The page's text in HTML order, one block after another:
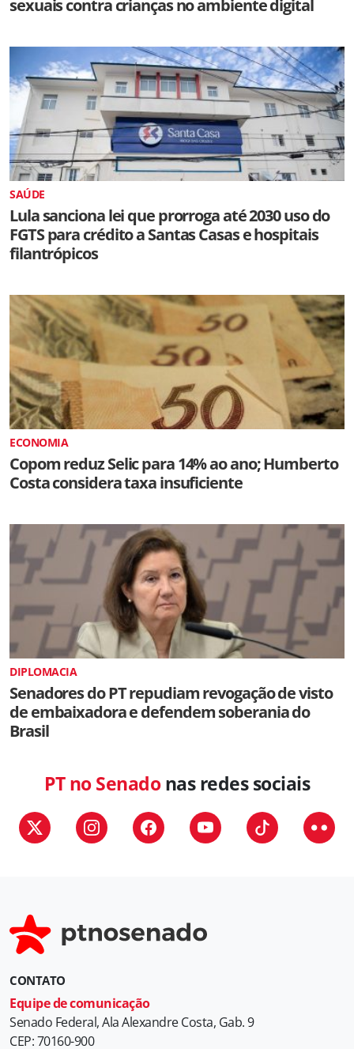
sexuais contra crianças no ambiente digital
SAÚDE
Lula sanciona lei que prorroga até 2030 uso do
FGTS para crédito a Santas Casas e hospitais
filantrópicos
ECONOMIA
Copom reduz Selic para 14% ao ano; Humberto
Costa considera taxa insuficiente
DIPLOMACIA
Senadores do PT repudiam revogação de visto
de embaixadora e defendem soberania do
Brasil
PT no Senadonas redes sociais
CONTATO
Equipe de comunicação
Senado Federal, Ala Alexandre Costa, Gab. 9
CEP: 70160-900